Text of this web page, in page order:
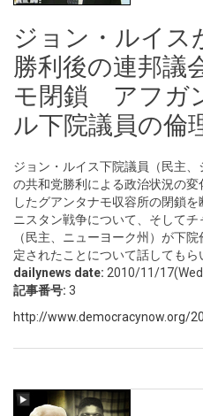
ジョン・ルイ
勝利後の連邦
モ閉鎖 アフガ
ル下院議員の倫
ジョン・ルイス下院議員（民主
の共和党勝利による政治状況の
したグアンタナモ収容所の閉鎖
ニスタン戦争について、そして
（民主、ニューヨーク州）が下
定されたことについて話してもら
dailynews date: 2010/11/
記事番号: 3
http://www.democracynow.org/